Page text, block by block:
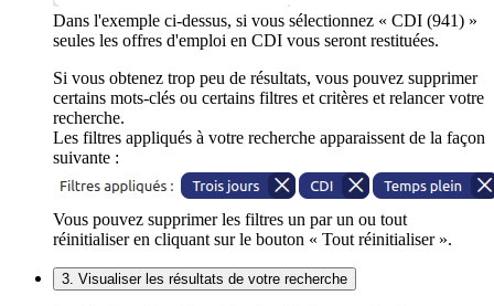
Dans l'exemple ci-dessus, si vous sélectionnez « CDI (941) »
seules les offres d'emploi en CDI vous seront restituées.
Si vous obtenez trop peu de résultats, vous pouvez supprimer
certains mots-clés ou certains filtres et critères et relancer votre
recherche.
Les filtres appliqués à votre recherche apparaissent de la façon
suivante :
Vous pouvez supprimer les filtres un par un ou tout
réinitialiser en cliquant sur le bouton « Tout réinitialiser ».
3. Visualiser les résultats de votre recherche